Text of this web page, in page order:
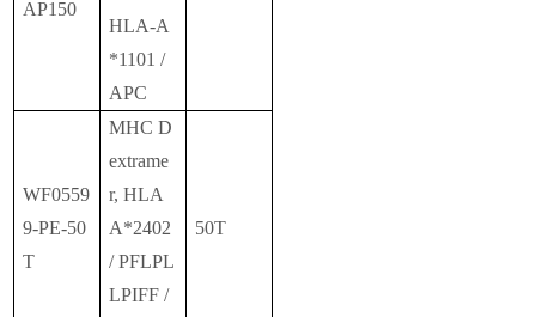
AP150
HLA-A
*1101 /
APC
WF0559
9-PE-50
T
MHC D
extrame
r, HLA
A*2402
/ PFLPL
LPIFF /
50T